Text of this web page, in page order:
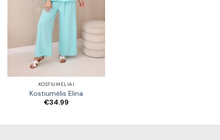
KOSTIUMĖLIAI
Kostiumėlis Elina
€34.99